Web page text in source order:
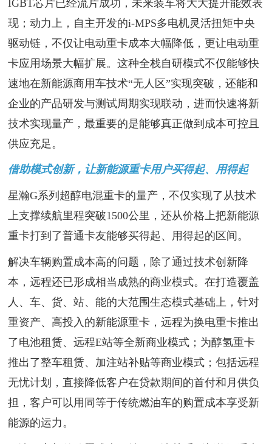
IGBT芯片已经流片成功，未来装车将大大提升能效表
现；动力上，自主开发的i-MPS多电机灵活扭矩中央
驱动链，不仅让电动重卡成本大幅降低，更让电动重
卡应用场景大幅扩展。这种全栈自研模式不仅能够快
速地在新能源商用车技术“无人区”实现突破，还能和
企业的产品研发与测试周期实现联动，进而快速将新
技术实现量产，最重要的是能够真正做到成本可控且
供应充足。
借助模式创新，让新能源重卡用户买得起、用得起
星瀚G系列超醇电混重卡的量产，不仅实现了从技术
上支撑续航里程突破1500公里，还从价格上把新能源
重卡打到了普通卡友能够买得起、用得起的区间。
解决车辆购置成本高的问题，除了通过技术创新降
本，远程还已形成相当成熟的商业模式。在打造覆盖
人、车、货、站、能的大范围生态模式基础上，针对
重资产、高投入的新能源重卡，远程为换电重卡推出
了电池租赁、远程E站等全新商业模式；为醇氢重卡
推出了整车租赁、加注站补贴等商业模式；包括远程
无忧计划，直接降低客户在贷款期间的首付和月供负
担，客户可以用同等于传统燃油车的购置成本享受新
能源的运力。